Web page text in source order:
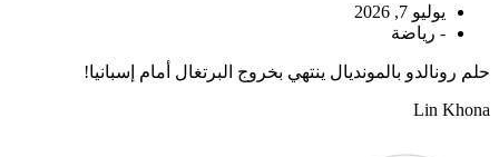
يوليو 7, 2026
- رياضة
حلم رونالدو بالمونديال ينتهي بخروج البرتغال أمام إسبانيا!
Lin Khona